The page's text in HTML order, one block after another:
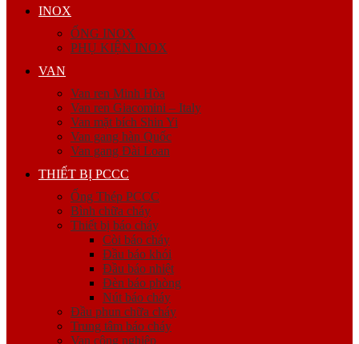
INOX
ỐNG INOX
PHỤ KIỆN INOX
VAN
Van ren Minh Hòa
Van ren Giacomini – Italy
Van mặt bích Shin Yi
Van gang hàn Quốc
Van gang Đài Loan
THIẾT BỊ PCCC
Ống Thép PCCC
Bình chữa cháy
Thiết bị báo cháy
Còi báo cháy
Đầu báo khói
Đầu báo nhiệt
Đèn báo phòng
Nút báo cháy
Đầu phun chữa cháy
Trung tâm báo cháy
Van công nghiệp